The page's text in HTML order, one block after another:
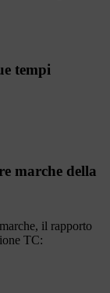
tempi
marche della
il rapporto
TC: